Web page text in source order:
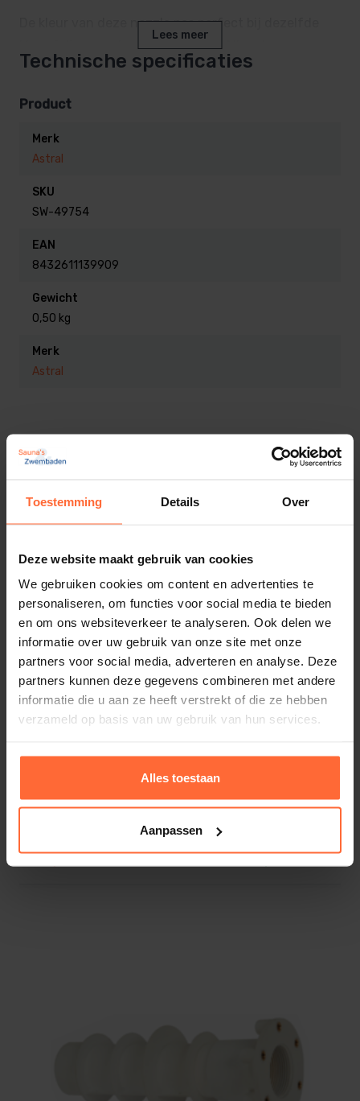
Toestemming Details Over
Deze website maakt gebruik van cookies
We gebruiken cookies om content en advertenties te
personaliseren, om functies voor social media te bieden
en om ons websiteverkeer te analyseren. Ook delen we
informatie over uw gebruik van onze site met onze
partners voor social media, adverteren en analyse. Deze
partners kunnen deze gegevens combineren met andere
informatie die u aan ze heeft verstrekt of die ze hebben
verzameld op basis van uw gebruik van hun services.
Alles toestaan
Aanpassen
De kleur van deze nozzle pas perfect bij dezelfde
kleur folie, zowel van Elbe als van Alkorplan.
Lees meer
Technische specificaties
Product
Merk
Astral
SKU
SW-49754
EAN
8432611139909
Gewicht
0,50 kg
Merk
Astral
Gerelateerde producten
Astral inspuiter, 1½” met rooster licht grijs
20,95